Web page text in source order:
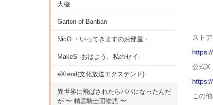
スト
公式X
この
大穢
Garten of Banban
NicO ・いってきますのお部屋・
MakeS -おはよう、私のセイ-
eXtend(文化放送エクステンド)
異世界に飛ばされたらパパになったんだ
が 〜 精霊騎士団物語 〜